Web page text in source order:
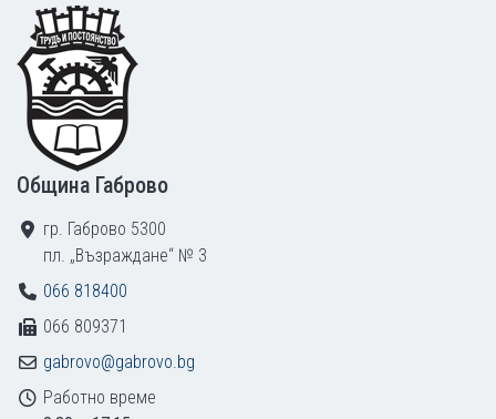
Footer
Община Габрово
гр. Габрово 5300
пл. „Възраждане“ № 3
066 818400
066 809371
gabrovo@gabrovo.bg
Работно време